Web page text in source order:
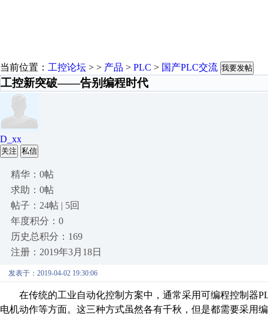
当前位置： 工控论坛 > > 产品 > PLC > 国产PLC交流 我要发帖
工控新突破——告别编程时代
D_xx
关注 私信
精华：0帖
求助：0帖
帖子：24帖 | 5回
年度积分：0
历史总积分：169
注册：2019年3月18日
发表于：2019-04-02 19:30:06
在传统的工业自动化控制方案中，通常采用可编程控制器
电机动作等方面。这三种方式虽然各有千秋，但是都需要采用